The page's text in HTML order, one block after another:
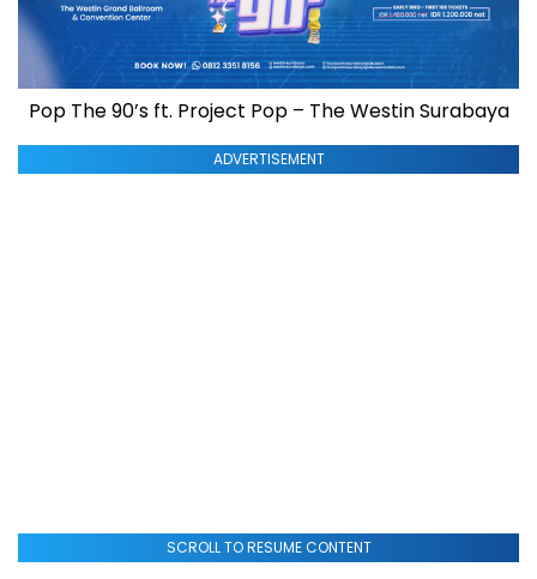
Pop The 90’s ft. Project Pop – The Westin Surabaya
ADVERTISEMENT
SCROLL TO RESUME CONTENT